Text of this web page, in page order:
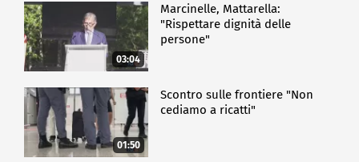
03:04
Marcinelle, Mattarella:
"Rispettare dignità delle
persone"
01:50
Scontro sulle frontiere "Non
cediamo a ricatti"